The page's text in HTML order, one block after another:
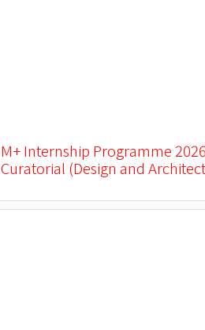
M+ Internship Programme
Curatorial (Design and